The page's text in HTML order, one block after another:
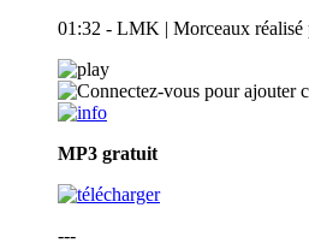
01:32 - LMK | Morceaux réalisé
MP3 gratuit
---